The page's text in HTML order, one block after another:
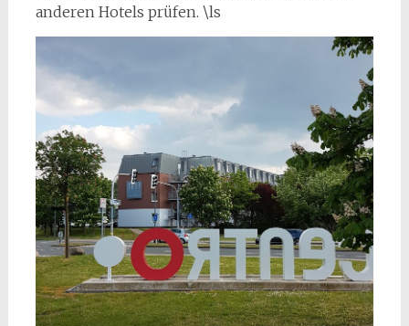
anderen Hotels prüfen. \ls